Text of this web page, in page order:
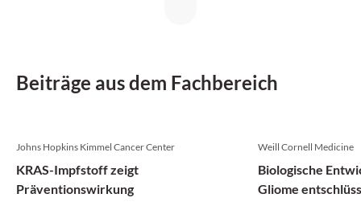
Beiträge aus dem Fachbereich
Johns Hopkins Kimmel Cancer Center
KRAS-Impfstoff zeigt
Präventionswirkung
Weill Cornell Medicine
Biologische
Gliome